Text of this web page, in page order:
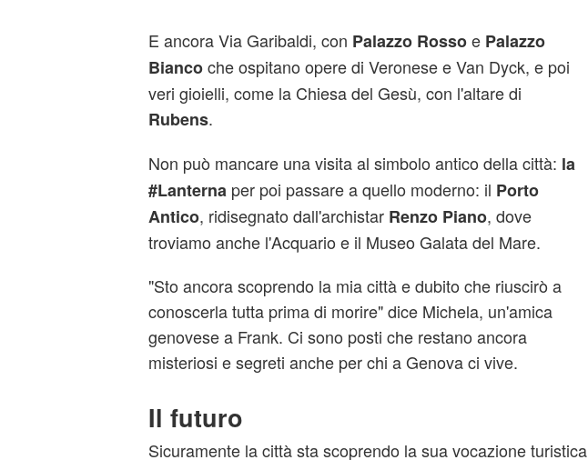
E ancora Via Garibaldi, con Palazzo Rossoe Palazzo
Biancoche ospitano opere di Veronese e Van Dyck, e poi
veri gioielli, come la Chiesa del Gesù, con l'altare di
Rubens.
Non può mancare una visita al simbolo antico della città: la
#Lanterna per poi passare a quello moderno: il Porto
Antico, ridisegnato dall'archistar Renzo Piano, dove
troviamo anche l'Acquario e il Museo Galata del Mare.
"Sto ancora scoprendo la mia città e dubito che riuscirò a
conoscerla tutta prima di morire" dice Michela, un'amica
genovese a Frank. Ci sono posti che restano ancora
misteriosi e segreti anche per chi a Genova ci vive.
Il futuro
Sicuramente la città sta scoprendo la sua vocazione turistica